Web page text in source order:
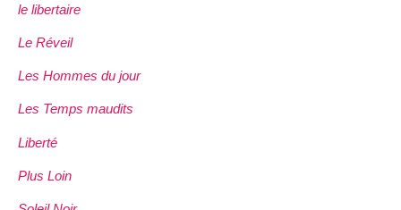
le libertaire
Le Réveil
Les Hommes du jour
Les Temps maudits
Liberté
Plus Loin